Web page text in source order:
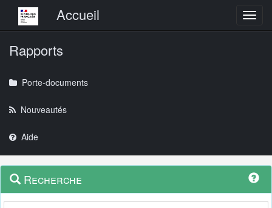
Menu principalAccueil
Rapports
Porte-documents
Nouveautés
Aide
Navigation
outils
Menu
contextuel
Recherche